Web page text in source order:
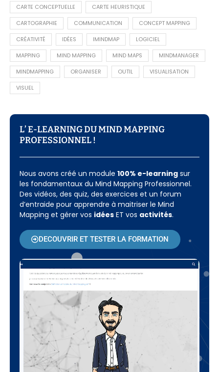
CARTE CONCEPTUELLE CARTE HEURISTIQUE
CARTOGRAPHIE COMMUNICATION CONCEPT MAPPING
CRÉATIVITÉ IDÉES IMINDMAP LOGICIEL
MAPPING MIND MAPPING MIND MAPS MINDMANAGER
MINDMAPPING ORGANISER OUTIL VISUALISATION
VISUEL
L’ E-LEARNING DU MIND MAPPING
PROFESSIONNEL !​
Nous avons créé un module 100% e-learning sur
les fondamentaux du Mind Mapping Professionnel.
Des vidéos, des quiz, des exercices et un forum
d’entraide pour apprendre à maitriser le Mind
Mapping et gérer vos idées ET vos activités.
DECOUVRIR ET TESTER LA FORMATION